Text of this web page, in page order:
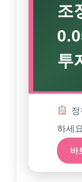
조
투
하세요
바